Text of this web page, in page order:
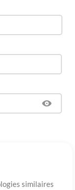
similaires